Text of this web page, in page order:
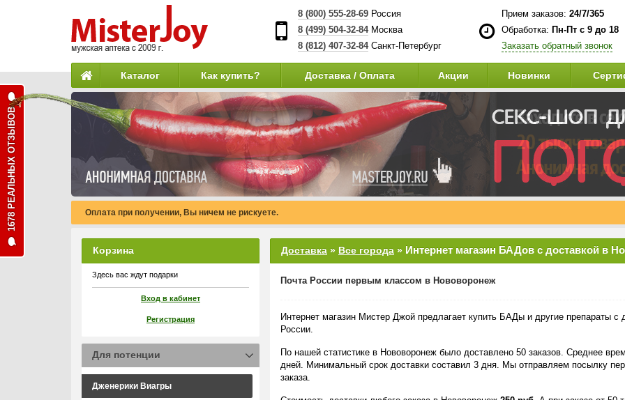
8 (800) 555-28-69Россия
8 (499) 504-32-84Москва
8 (812) 407-32-84 Санкт-Петербург
Прием заказов: 24/7/365
Обработка: Пн-Пт с 9 до 18
Заказать обратный звонок
Каталог Как купить? Доставка / Оплата Акции Новинки
Оплата при получении, Вы ничем не рискуете.
Доставка » Все города » Интернет магазин БАДов с доставкой в
Почта России первым классом в Нововоронеж
Интернет магазин Мистер Джой предлагает купить БАДы и другие препараты с
России.
По нашей статистике в Нововоронеж было доставлено 50 заказов. Среднее
дней. Минимальный срок доставки составил 3 дня. Мы отправляем посылку
заказа.
Корзина
Здесь вас ждут подарки
Вход в кабинет
Регистрация
Для потенции
Дженерики Виагры
1678 РЕАЛЬНЫХ ОТЗЫВОВ